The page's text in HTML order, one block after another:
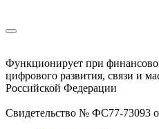
Функционирует при
цифрового развития, связи и
Российской Федерации
Свидетельство № ФС77-73093